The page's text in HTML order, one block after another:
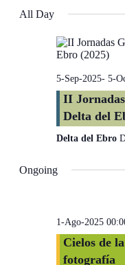
date.
All Day
5-Sep-2025- 5-
II
Delta del
Delta del Ebro
Ongoing
1-Ago-2025
Cielos de
fotografía